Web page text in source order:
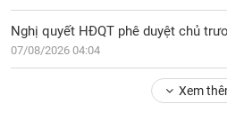
Nghị quyết HĐQT phê duyệt chủ
07/08/2026 04:04
Xem